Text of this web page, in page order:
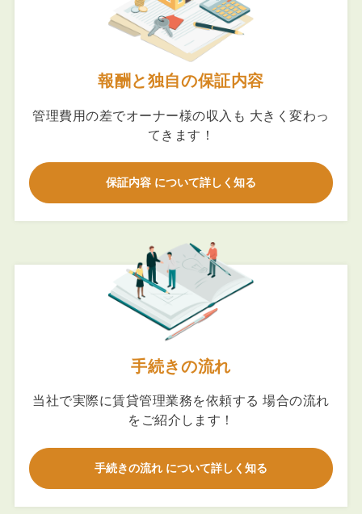
報酬と独自の保証内容
管理費用の差でオーナー様の収入も 大きく変わっ
てきます！
保証内容 について詳しく知る
手続きの流れ
当社で実際に賃貸管理業務を依頼する 場合の流れ
をご紹介します！
手続きの流れ について詳しく知る